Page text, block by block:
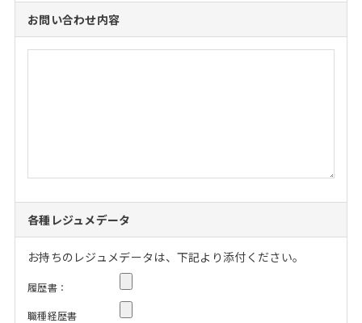
お問い合わせ内容
各種レジュメデータ
お持ちのレジュメデータは、下記より添付ください。
履歴書：
職種経歴書